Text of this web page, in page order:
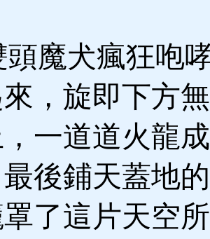
魔犬瘋狂咆
，旋即下方
一道道火龍
後鋪天蓋地
了這片天空